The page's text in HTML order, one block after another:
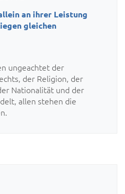
an ihrer Leistung
gleichen
ungeachtet der
der Religion, der
Nationalität und der
allen stehen die